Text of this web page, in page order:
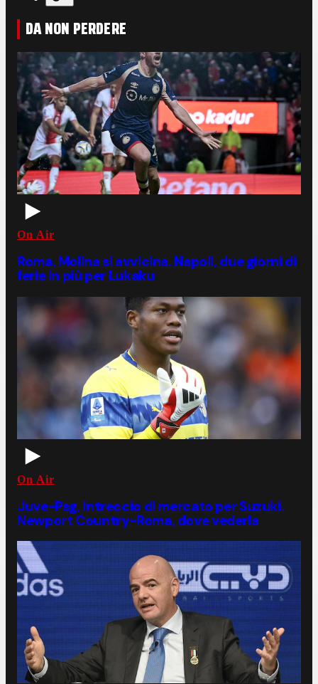
DA NON PERDERE
On Air
Roma, Molina si avvicina. Napoli, due giorni di
ferie in più per Lukaku
On Air
Juve-Psg, intreccio di mercato per Suzuki.
Newport Country-Roma, dove vederla